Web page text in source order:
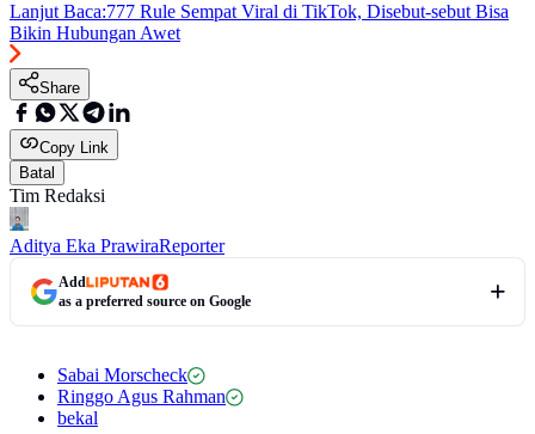
Lanjut Baca:777 Rule Sempat Viral di TikTok, Disebut-sebut Bisa
Bikin Hubungan Awet
Share
Copy Link
Batal
Tim Redaksi
Aditya Eka PrawiraReporter
Add
as a preferred source on Google
Sabai Morscheck
Ringgo Agus Rahman
bekal